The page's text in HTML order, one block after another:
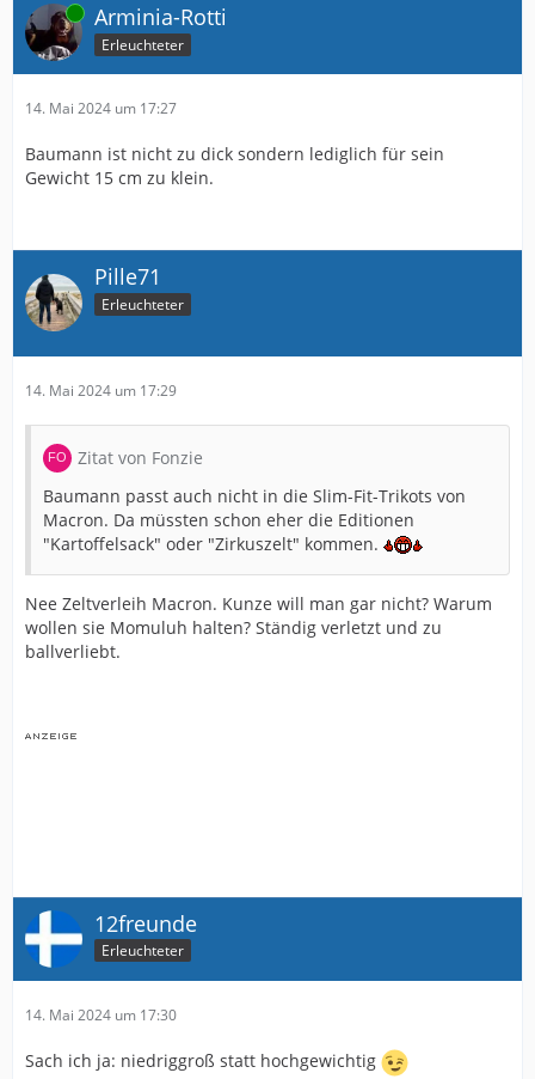
Online Arminia-Rotti
Erleuchteter
14. Mai 2024 um 17:27
Baumann ist nicht zu dick sondern lediglich für sein
Gewicht 15 cm zu klein.
Pille71
Erleuchteter
14. Mai 2024 um 17:29
Zitat von Fonzie
Baumann passt auch nicht in die Slim-Fit-Trikots von
Macron. Da müssten schon eher die Editionen
"Kartoffelsack" oder "Zirkuszelt" kommen.
Nee Zeltverleih Macron. Kunze will man gar nicht? Warum
wollen sie Momuluh halten? Ständig verletzt und zu
ballverliebt.
12freunde
Erleuchteter
14. Mai 2024 um 17:30
Sach ich ja: niedriggroß statt hochgewichtig